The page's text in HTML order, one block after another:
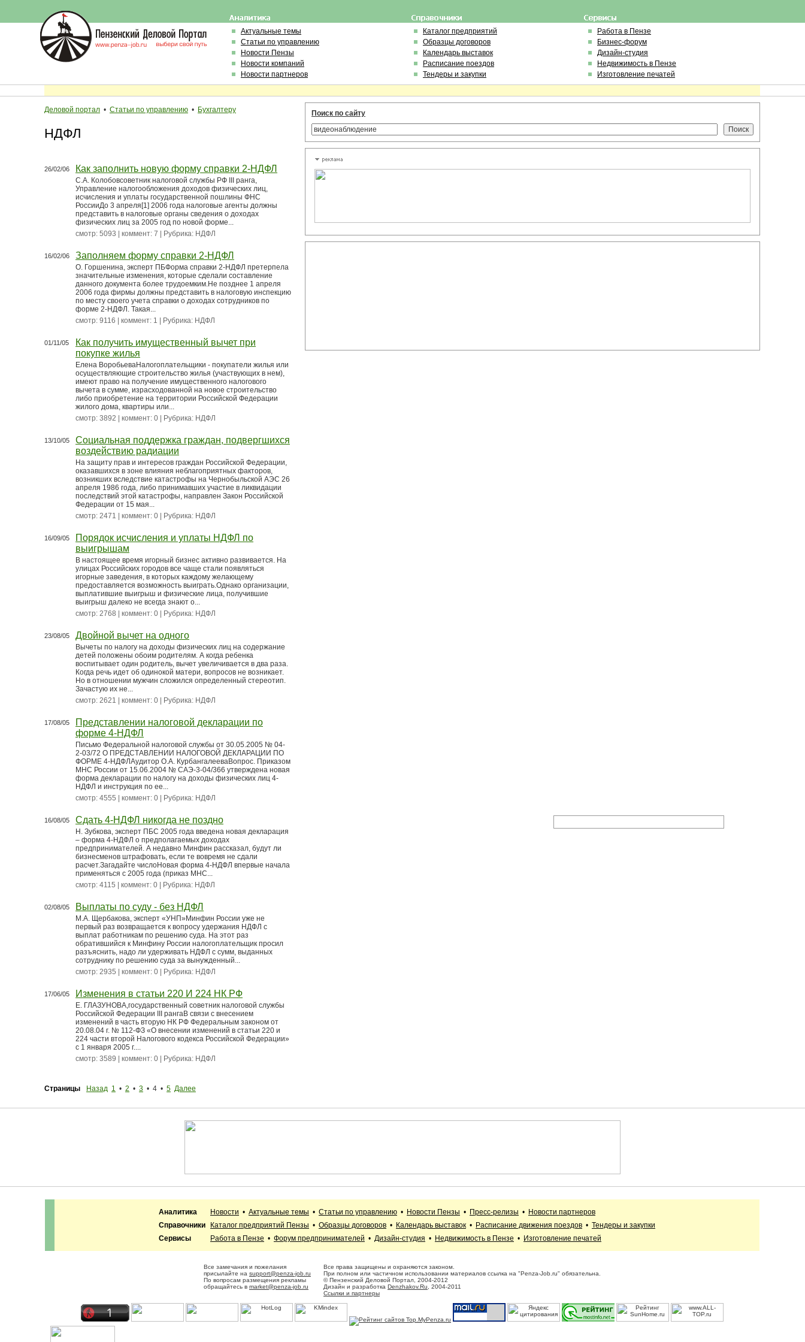
Актуальные темы
Статьи по управлению
Новости Пензы
Новости компаний
Новости партнеров
Каталог предприятий
Образцы договоров
Календарь выставок
Расписание поездов
Тендеры и закупки
Работа в Пензе
Бизнес-форум
Дизайн-студия
Недвижимость в Пензе
Изготовление печатей
Деловой портал • Статьи по управлению • Бухгалтеру
НДФЛ
26/02/06 Как заполнить новую форму справки 2-НДФЛ
С.А. Колобовсоветник налоговой службы РФ III ранга,
Управление налогообложения доходов физических лиц,
исчисления и уплаты государственной пошлины ФНС
РоссииДо 3 апреля[1] 2006 года налоговые агенты должны
представить в налоговые органы сведения о доходах
физических лиц за 2005 год по новой форме...
смотр: 5093 | коммент: 7 | Рубрика: НДФЛ
16/02/06 Заполняем форму справки 2-НДФЛ
О. Горшенина, эксперт ПБФорма справки 2-НДФЛ претерпела
значительные изменения, которые сделали составление
данного документа более трудоемким.Не позднее 1 апреля
2006 года фирмы должны представить в налоговую инспекцию
по месту своего учета справки о доходах сотрудников по
форме 2-НДФЛ. Такая...
смотр: 9116 | коммент: 1 | Рубрика: НДФЛ
01/11/05
Как получить имущественный вычет при
покупке жилья
Елена ВоробьеваНалогоплательщики - покупатели жилья или
осуществляющие строительство жилья (участвующих в нем),
имеют право на получение имущественного налогового
вычета в сумме, израсходованной на новое строительство
либо приобретение на территории Российской Федерации
жилого дома, квартиры или...
смотр: 3892 | коммент: 0 | Рубрика: НДФЛ
13/10/05
Социальная поддержка граждан, подвергшихся
воздействию радиации
На защиту прав и интересов граждан Российской Федерации,
оказавшихся в зоне влияния неблагоприятных факторов,
возникших вследствие катастрофы на Чернобыльской АЭС 26
апреля 1986 года, либо принимавших участие в ликвидации
последствий этой катастрофы, направлен Закон Российской
Федерации от 15 мая...
смотр: 2471 | коммент: 0 | Рубрика: НДФЛ
16/09/05
Порядок исчисления и уплаты НДФЛ по
выигрышам
В настоящее время игорный бизнес активно развивается. На
улицах Российских городов все чаще стали появляться
игорные заведения, в которых каждому желающему
предоставляется возможность выиграть.Однако организации,
выплатившие выигрыш и физические лица, получившие
выигрыш далеко не всегда знают о...
смотр: 2768 | коммент: 0 | Рубрика: НДФЛ
23/08/05 Двойной вычет на одного
Вычеты по налогу на доходы физических лиц на содержание
детей положены обоим родителям. А когда ребенка
воспитывает один родитель, вычет увеличивается в два раза.
Когда речь идет об одинокой матери, вопросов не возникает.
Но в отношении мужчин сложился определенный стереотип.
Зачастую их не...
смотр: 2621 | коммент: 0 | Рубрика: НДФЛ
17/08/05
Представлении налоговой декларации по
форме 4-НДФЛ
Письмо Федеральной налоговой службы от 30.05.2005 № 04-
2-03/72 О ПРЕДСТАВЛЕНИИ НАЛОГОВОЙ ДЕКЛАРАЦИИ ПО
ФОРМЕ 4-НДФЛАудитор О.А. КурбангалееваВопрос. Приказом
МНС России от 15.06.2004 № САЭ-3-04/366 утверждена новая
форма декларации по налогу на доходы физических лиц 4-
НДФЛ и инструкция по ее...
смотр: 4555 | коммент: 0 | Рубрика: НДФЛ
16/08/05 Сдать 4-НДФЛ никогда не поздно
Н. Зубкова, эксперт ПБС 2005 года введена новая декларация
– форма 4-НДФЛ о предполагаемых доходах
предпринимателей. А недавно Минфин рассказал, будут ли
бизнесменов штрафовать, если те вовремя не сдали
расчет.Загадайте числоНовая форма 4-НДФЛ впервые начала
применяться с 2005 года (приказ МНС...
смотр: 4115 | коммент: 0 | Рубрика: НДФЛ
02/08/05 Выплаты по суду - без НДФЛ
М.А. Щербакова, эксперт «УНП»Минфин России уже не
первый раз возвращается к вопросу удержания НДФЛ с
выплат работникам по решению суда. На этот раз
обратившийся к Минфину России налогоплательщик просил
разъяснить, надо ли удерживать НДФЛ с сумм, выданных
сотруднику по решению суда за вынужденный...
смотр: 2935 | коммент: 0 | Рубрика: НДФЛ
17/06/05 Изменения в статьи 220 И 224 НК РФ
Е. ГЛАЗУНОВА,государственный советник налоговой службы
Российской Федерации III рангаВ связи с внесением
изменений в часть вторую НК РФ Федеральным законом от
20.08.04 г. № 112-ФЗ «О внесении изменений в статьи 220 и
224 части второй Налогового кодекса Российской Федерации»
с 1 января 2005 г....
смотр: 3589 | коммент: 0 | Рубрика: НДФЛ
Страницы Назад 1 • 2 • 3 • 4 • 5 Далее
Поиск по сайту
Аналитика Новости • Актуальные темы • Статьи по управлению • Новости Пензы • Пресс-релизы • Новости партнеров
Справочники
Каталог предприятий Пензы • Образцы договоров • Календарь выставок • Расписание движения поездов • Тендеры и закупки
Сервисы
Работа в Пензе • Форум предпринимателей • Дизайн-студия • Недвижимость в Пензе • Изготовление печатей
Все замечания и пожелания
присылайте на support@penza-job.ru
По вопросам размещения рекламы
обращайтесь в market@penza-job.ru
Все права защищены и охраняются законом.
При полном или частичном использовании материалов ссылка на "Penza-Job.ru" обязательна.
© Пензенский Деловой Портал, 2004-2012
Дизайн и разработка Denzhakov.Ru , 2004-2011
Ссылки и партнеры